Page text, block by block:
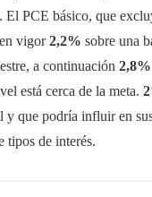
El PCE básico, que
vigor2,2% sobre una
a continuación 2,8%
está cerca de la meta.
y que podría influir en
tipos de interés.